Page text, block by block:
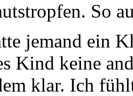
So
jemand ein
Kind keine
klar. Ich